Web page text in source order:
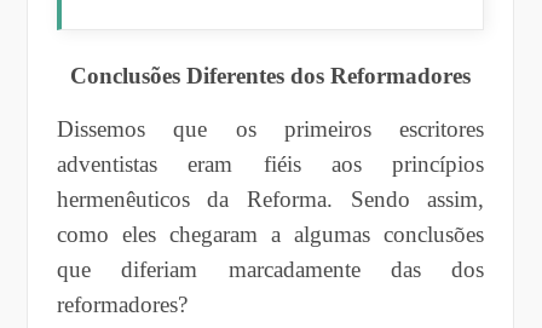
Conclusões Diferentes dos Reformadores
Dissemos que os primeiros escritores
adventistas eram fiéis aos princípios
hermenêuticos da Reforma. Sendo assim,
como eles chegaram a algumas conclusões
que diferiam marcadamente das dos
reformadores?